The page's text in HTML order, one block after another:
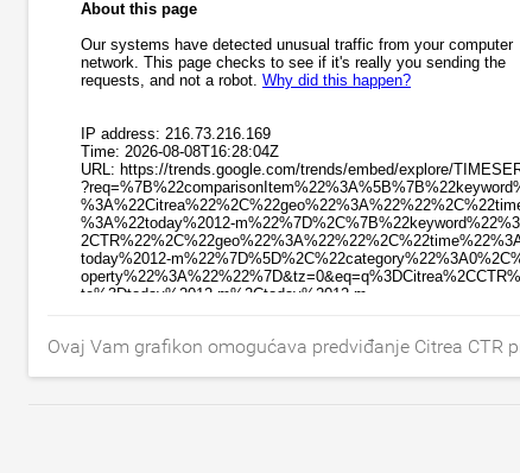
Ovaj Vam grafikon omogućava predviđanje Citrea CTR